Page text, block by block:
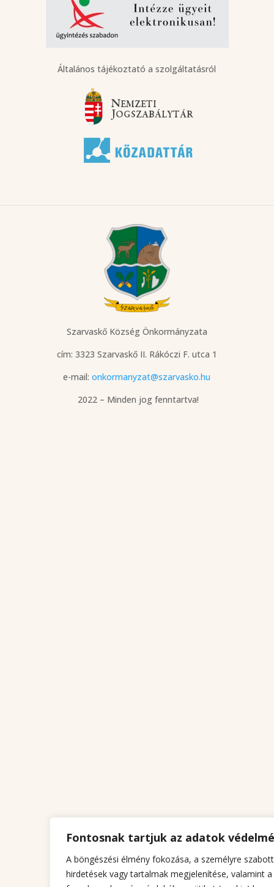
Fontosnak tartjuk az adatok
A böngészési élmény fokozása, a személyre szabott
hirdetések vagy tartalmak megjelenítése, valamint a
Általános tájékoztató a szolgáltatásról
Szarvaskő Község Önkormányzata
cím: 3323 Szarvaskő II. Rákóczi F. utca 1
e-mail:onkormanyzat@szarvasko.hu
2022 – Minden jog fenntartva!